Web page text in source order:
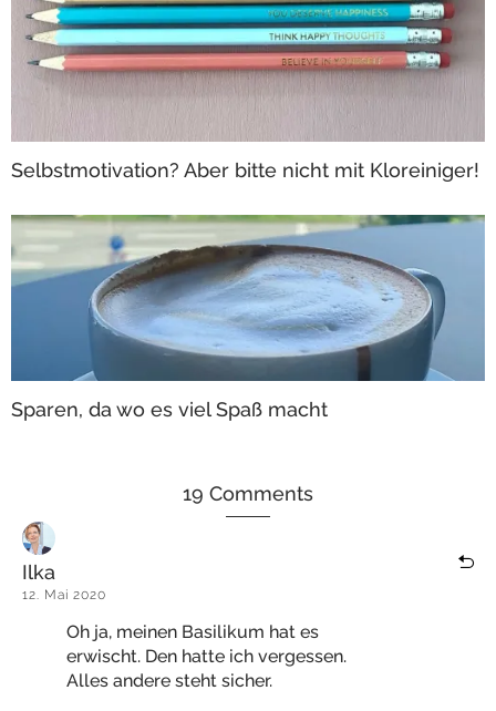
Selbstmotivation? Aber bitte nicht mit Kloreiniger!
Sparen, da wo es viel Spaß macht
19 Comments
Ilka
12. Mai 2020
Oh ja, meinen Basilikum hat es
erwischt. Den hatte ich vergessen.
Alles andere steht sicher.